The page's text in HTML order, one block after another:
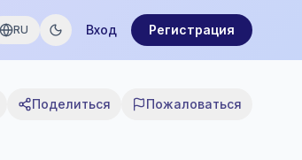
RU Вход Регистрация
Поделиться Пожаловаться